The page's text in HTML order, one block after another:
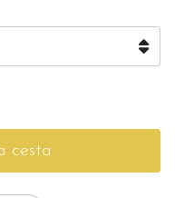
cesta